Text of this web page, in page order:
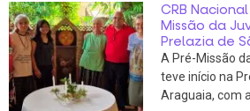
CRB
Missão da
Prelazia de
A Pré-Missão
teve início na
Araguaia, com